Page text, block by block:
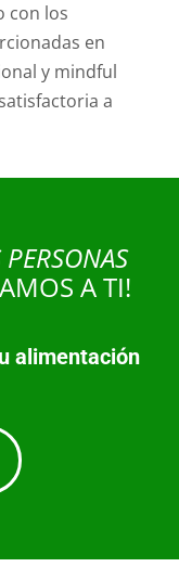
con los
en
y mindful
a
A TI!
alimentación